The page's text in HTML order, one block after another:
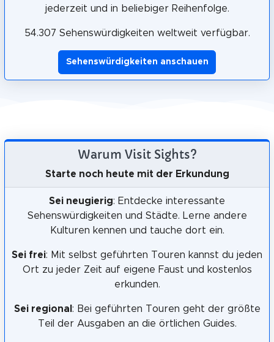
jederzeit und in beliebiger Reihenfolge.
54.307 Sehenswürdigkeiten weltweit verfügbar.
Sehenswürdigkeiten anschauen
Warum Visit Sights?
Starte noch heute mit der Erkundung
Sei neugierig: Entdecke interessante
Sehenswürdigkeiten und Städte. Lerne andere
Kulturen kennen und tauche dort ein.
Sei frei: Mit selbst geführten Touren kannst du jeden
Ort zu jeder Zeit auf eigene Faust und kostenlos
erkunden.
Sei regional : Bei geführten Touren geht der größte
Teil der Ausgaben an die örtlichen Guides.